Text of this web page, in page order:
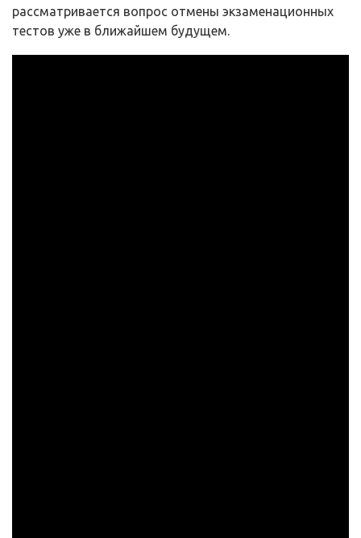
рассматривается вопрос отмены экзаменационных
тестов уже в ближайшем будущем.